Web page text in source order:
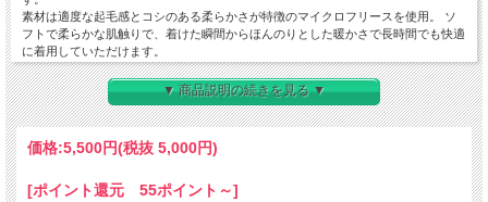
素材は適度な起毛感とコシのある柔らかさが特徴のマイクロフリースを使用。 ソ
フトで柔らかな肌触りで、着けた瞬間からほんのりとした暖かさで長時間でも快適
に着用していただけます。
上部にはフィット感を調節することができるスピンドルが備えられ、男女兼用で着
用していただけます。 また、スピンドルをギュッと絞るとビーニーとしても使用
するこも可能です。
トラディショナルな印象を演出するトリコロールカラー。フロントはブランドネー
ムをプリントし、背面は「Duckbills」のロゴラベルが配されています。
防寒対策に便利なネックウォーマーは、ご自身用はもちろんプレゼントにもおすす
▼ 商品説明の続きを見る ▼
価格:5,500円(税抜 5,000円)
[ポイント還元 55ポイント～]